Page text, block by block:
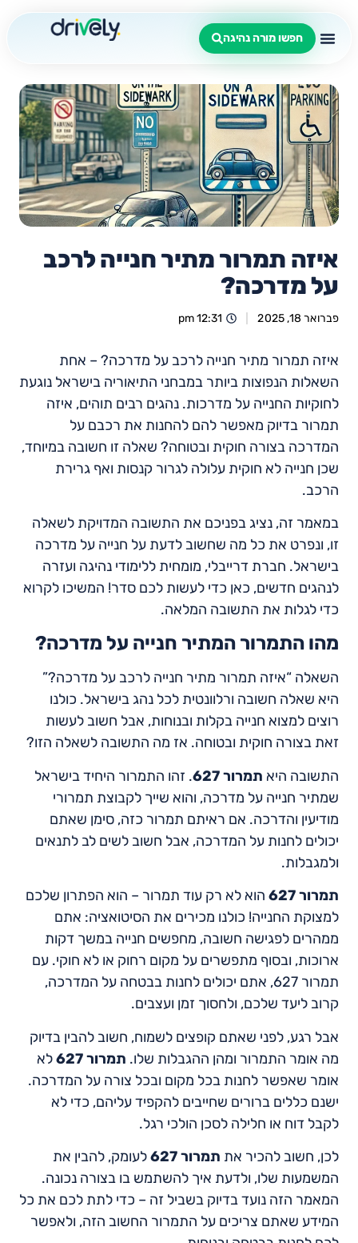
חפשו מורה נהיגה
איזה תמרור מתיר חנייה לרכב
על מדרכה?
פברואר 18, 2025 12:31 pm
איזה תמרור מתיר חנייה לרכב על מדרכה? – אחת
השאלות הנפוצות ביותר במבחני התיאוריה בישראל נוגעת
לחוקיות החנייה על מדרכות. נהגים רבים תוהים, איזה
תמרור בדיוק מאפשר להם להחנות את רכבם על
המדרכה בצורה חוקית ובטוחה? שאלה זו חשובה במיוחד,
שכן חנייה לא חוקית עלולה לגרור קנסות ואף גרירת
הרכב.
במאמר זה, נציג בפניכם את התשובה המדויקת לשאלה
זו, ונפרט את כל מה שחשוב לדעת על חנייה על מדרכה
בישראל. חברת דרייבלי, מומחית ללימודי נהיגה ועזרה
לנהגים חדשים, כאן כדי לעשות לכם סדר! המשיכו לקרוא
כדי לגלות את התשובה המלאה.
מהו התמרור המתיר חנייה על מדרכה?
השאלה “איזה תמרור מתיר חנייה לרכב על מדרכה?”
היא שאלה חשובה ורלוונטית לכל נהג בישראל. כולנו
רוצים למצוא חנייה בקלות ובנוחות, אבל חשוב לעשות
זאת בצורה חוקית ובטוחה. אז מה התשובה לשאלה הזו?
התשובה היא תמרור 627
. זהו התמרור היחיד בישראל
שמתיר חנייה על מדרכה, והוא שייך לקבוצת תמרורי
מודיעין והדרכה. אם ראיתם תמרור כזה, סימן שאתם
יכולים לחנות על המדרכה, אבל חשוב לשים לב לתנאים
ולמגבלות.
תמרור 627
הוא לא רק עוד תמרור – הוא הפתרון שלכם
למצוקת החנייה! כולנו מכירים את הסיטואציה: אתם
ממהרים לפגישה חשובה, מחפשים חנייה במשך דקות
ארוכות, ובסוף מתפשרים על מקום רחוק או לא חוקי. עם
תמרור 627, אתם יכולים לחנות בבטחה על המדרכה,
קרוב ליעד שלכם, ולחסוך זמן ועצבים.
אבל רגע, לפני שאתם קופצים לשמוח, חשוב להבין בדיוק
מה אומר התמרור ומהן ההגבלות שלו. תמרור 627
לא
אומר שאפשר לחנות בכל מקום ובכל צורה על המדרכה.
ישנם כללים ברורים שחייבים להקפיד עליהם, כדי לא
לקבל דוח או חלילה לסכן הולכי רגל.
לכן, חשוב להכיר את תמרור 627
לעומק, להבין את
המשמעות שלו, ולדעת איך להשתמש בו בצורה נכונה.
המאמר הזה נועד בדיוק בשביל זה – כדי לתת לכם את כל
המידע שאתם צריכים על התמרור החשוב הזה, ולאפשר